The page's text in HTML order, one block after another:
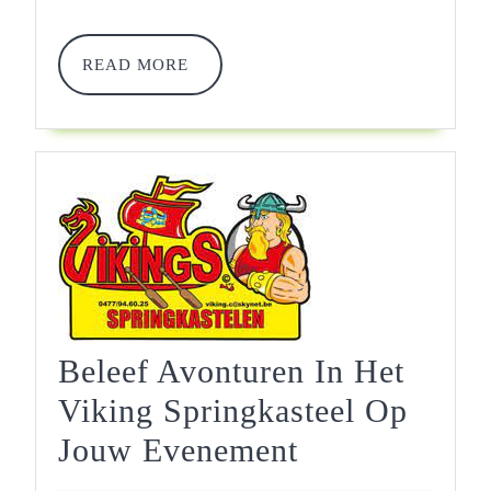
READ MORE
READ
MORE
Beleef Avonturen In Het
Viking Springkasteel Op
Jouw Evenement